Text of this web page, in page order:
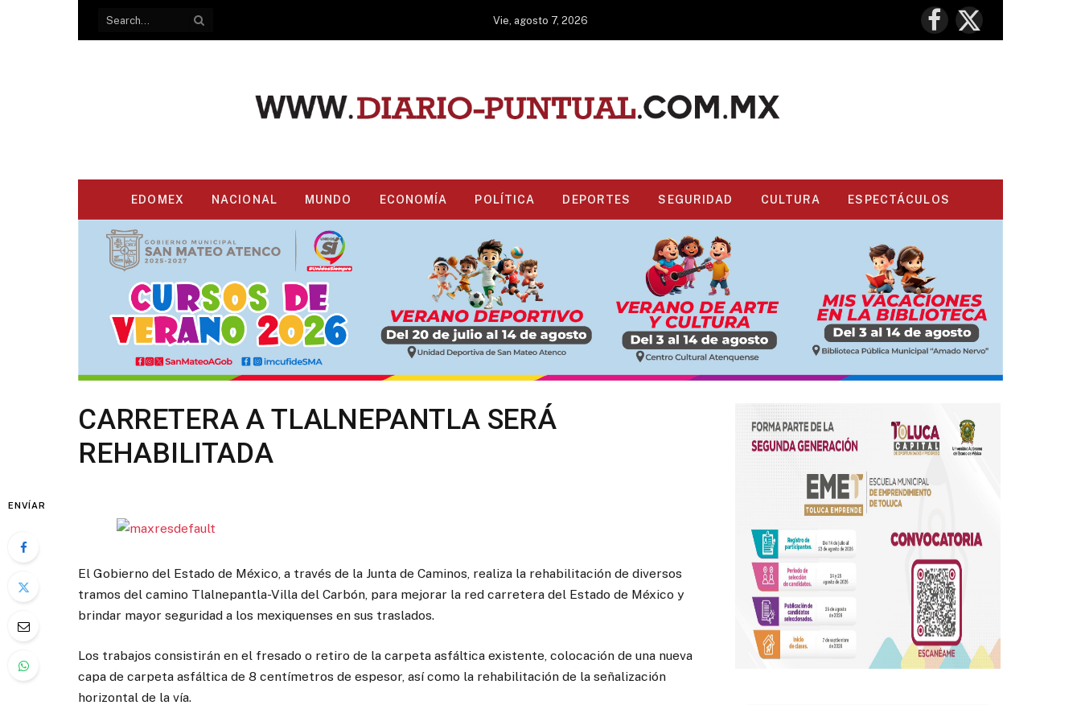
Vie, agosto 7, 2026
Facebook
X
(Twitter)
EDOMEX NACIONAL MUNDO ECONOMÍA POLÍTICA DEPORTES SEGURIDAD CULTURA ESPECTÁCULOS
CARRETERA A TLALNEPANTLA SERÁ
REHABILITADA
ENVÍAR
El Gobierno del Estado de México, a través de la Junta de Caminos, realiza la rehabilitación de diversos
tramos del camino Tlalnepantla-Villa del Carbón, para mejorar la red carretera del Estado de México y
brindar mayor seguridad a los mexiquenses en sus traslados.
Los trabajos consistirán en el fresado o retiro de la carpeta asfáltica existente, colocación de una nueva
capa de carpeta asfáltica de 8 centímetros de espesor, así como la rehabilitación de la señalización
horizontal de la vía.